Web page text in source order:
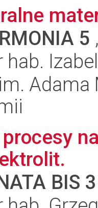
5
hab.
BIS 3